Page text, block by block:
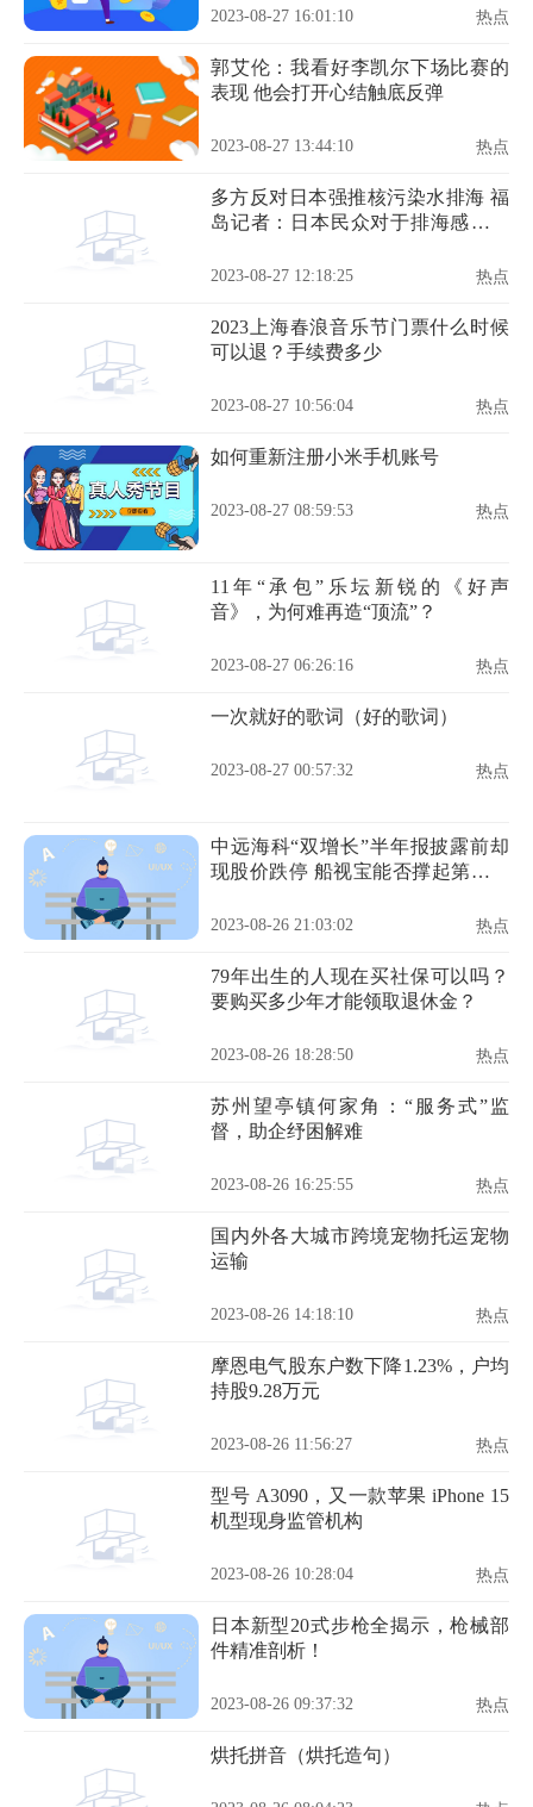
2023-08-27 16:01:10 热点
郭艾伦：我看好李凯尔下场比赛的
表现 他会打开心结触底反弹
2023-08-27 13:44:10 热点
多方反对日本强推核污染水排海 福
岛记者：日本民众对于排海感到愤
2023-08-27 12:18:25 热点
2023上海春浪音乐节门票什么时候
可以退？手续费多少
2023-08-27 10:56:04 热点
如何重新注册小米手机账号
2023-08-27 08:59:53 热点
11年“承包”乐坛新锐的《好声
音》，为何难再造“顶流”？
2023-08-27 06:26:16 热点
一次就好的歌词（好的歌词）
2023-08-27 00:57:32 热点
中远海科“双增长”半年报披露前却
现股价跌停 船视宝能否撑起第二增
2023-08-26 21:03:02 热点
79年出生的人现在买社保可以吗？
要购买多少年才能领取退休金？
2023-08-26 18:28:50 热点
苏州望亭镇何家角：“服务式”监
督，助企纾困解难
2023-08-26 16:25:55 热点
国内外各大城市跨境宠物托运宠物
运输
2023-08-26 14:18:10 热点
摩恩电气股东户数下降1.23%，户均
持股9.28万元
2023-08-26 11:56:27 热点
型号 A3090，又一款苹果 iPhone 15
机型现身监管机构
2023-08-26 10:28:04 热点
日本新型20式步枪全揭示，枪械部
件精准剖析！
2023-08-26 09:37:32 热点
烘托拼音（烘托造句）